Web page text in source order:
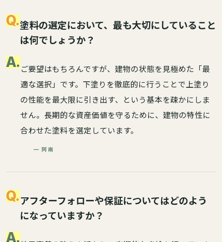
Q.塗料の選定において、最も大切にしていること
は何でしょうか？
A.ご要望はもちろんですが、建物の状態を見極めた「最
適な選択」です。下塗りを徹底的に行うことで上塗り
の性能を最大限に引き出す、という基本を疎かにしま
せん。長期的な資産価値を守るために、建物の特性に
合わせた塗料を選定しています。
— 阿南
Q.アフターフォローや保証についてはどのよう
になっていますか？
A.